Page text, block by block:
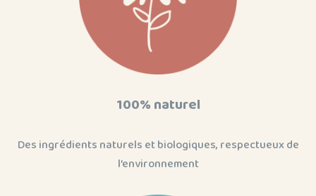
100% naturel
Des ingrédients naturels et biologiques, respectueux de
l’environnement